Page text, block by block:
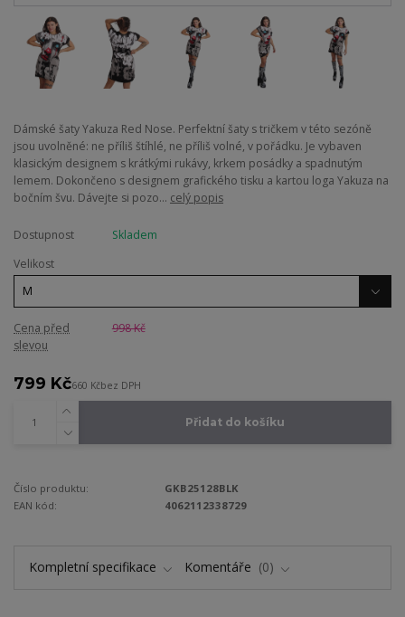
Dámské šaty Yakuza Red Nose. Perfektní šaty s tričkem v této sezóně
jsou uvolněné: ne příliš štíhlé, ne příliš volné, v pořádku. Je vybaven
klasickým designem s krátkými rukávy, krkem posádky a spadnutým
lemem. Dokončeno s designem grafického tisku a kartou loga Yakuza na
bočním švu. Dávejte si pozo... celý popis
Dostupnost
Skladem
Velikost
Cena před
slevou
998 Kč
799 Kč660 Kčbez DPH
Přidat do košíku
Číslo produktu:
GKB25128BLK
EAN kód:
4062112338729
Kompletní specifikace Komentáře 0